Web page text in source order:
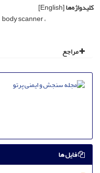
کلیدواژه‌ها[English]
body scanner
مراجع
فایل ها